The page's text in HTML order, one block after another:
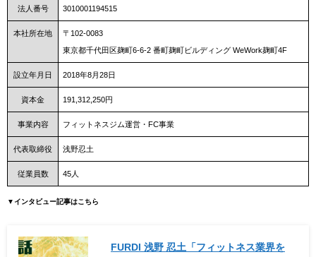
法人番号 3010001194515
本社所在地
〒102-0083
東京都千代田区麹町6-6-2 番町麹町ビルディング WeWork麹町4F
設立年月日 2018年8月28日
資本金 191,312,250円
事業内容 フィットネスジム運営・FC事業
代表取締役 浅野忍土
従業員数 45人
▼インタビュー記事はこちら
FURDI 浅野 忍土「フィットネス業界を